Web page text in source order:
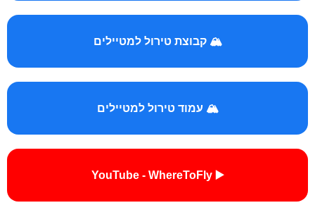
🏔️ קבוצת טירול למטיילים
🏔️ עמוד טירול למטיילים
▶️ YouTube - WhereToFly